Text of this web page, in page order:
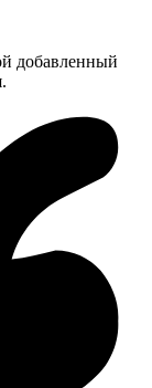
добавленный